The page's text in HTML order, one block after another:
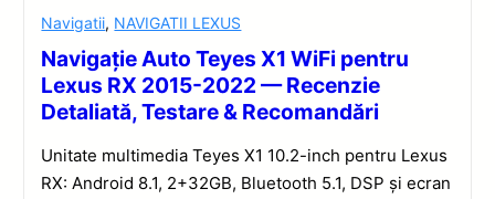
Navigatii, NAVIGATII LEXUS
Navigație Auto Teyes X1 WiFi pentru
Lexus RX 2015-2022 — Recenzie
Detaliată, Testare & Recomandări
Unitate multimedia Teyes X1 10.2-inch pentru Lexus
RX: Android 8.1, 2+32GB, Bluetooth 5.1, DSP și ecran